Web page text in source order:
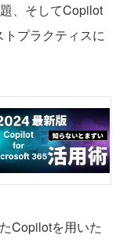
、そしてCopilot
プラクティスに
Copilotを用いた